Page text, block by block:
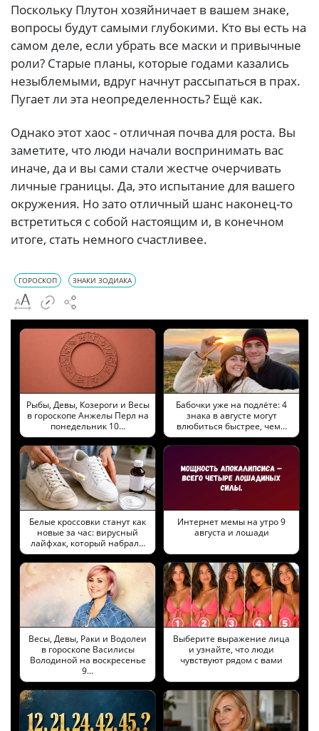
Поскольку Плутон хозяйничает в вашем знаке,
вопросы будут самыми глубокими. Кто вы есть на
самом деле, если убрать все маски и привычные
роли? Старые планы, которые годами казались
незыблемыми, вдруг начнут рассыпаться в прах.
Пугает ли эта неопределенность? Ещё как.
Однако этот хаос - отличная почва для роста. Вы
заметите, что люди начали воспринимать вас
иначе, да и вы сами стали жестче очерчивать
личные границы. Да, это испытание для вашего
окружения. Но зато отличный шанс наконец-то
встретиться с собой настоящим и, в конечном
итоге, стать немного счастливее.
ГОРОСКОП ЗНАКИ ЗОДИАКА
Рыбы, Девы, Козероги и Весы
в гороскопе Анжелы Перл на
понедельник 10…
Бабочки уже на подлёте: 4
знака в августе могут
влюбиться быстрее, чем…
Белые кроссовки станут как
новые за час: вирусный
лайфхак, который набрал…
Интернет мемы на утро 9
августа и лошади
Весы, Девы, Раки и Водолеи
в гороскопе Василисы
Володиной на воскресенье
9…
Выберите выражение лица
и узнайте, что люди
чувствуют рядом с вами